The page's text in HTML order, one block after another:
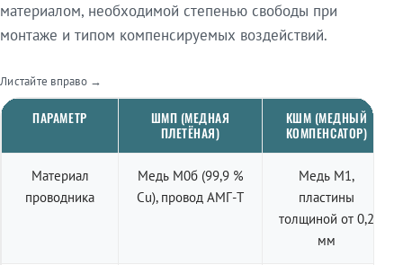
материалом, необходимой степенью свободы при
монтаже и типом компенсируемых воздействий.
Листайте вправо →
ПАРАМЕТР
ШМП (МЕДНАЯ
ПЛЕТЁНАЯ)
КШМ (МЕДНЫЙ
КОМПЕНСАТОР)
Материал
проводника
Медь М0б (99,9 %
Cu), провод АМГ-Т
Медь М1,
пластины
толщиной от 0,2
мм